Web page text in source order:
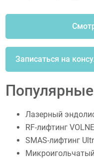
Записаться на
Лазерный
RF-лифтинг
SMAS-лифтинг